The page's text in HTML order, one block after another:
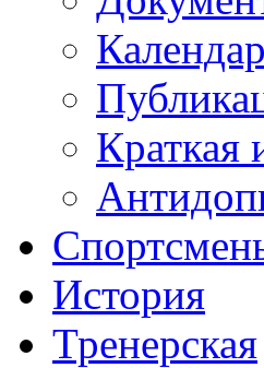
Краткая
История
Тренерская